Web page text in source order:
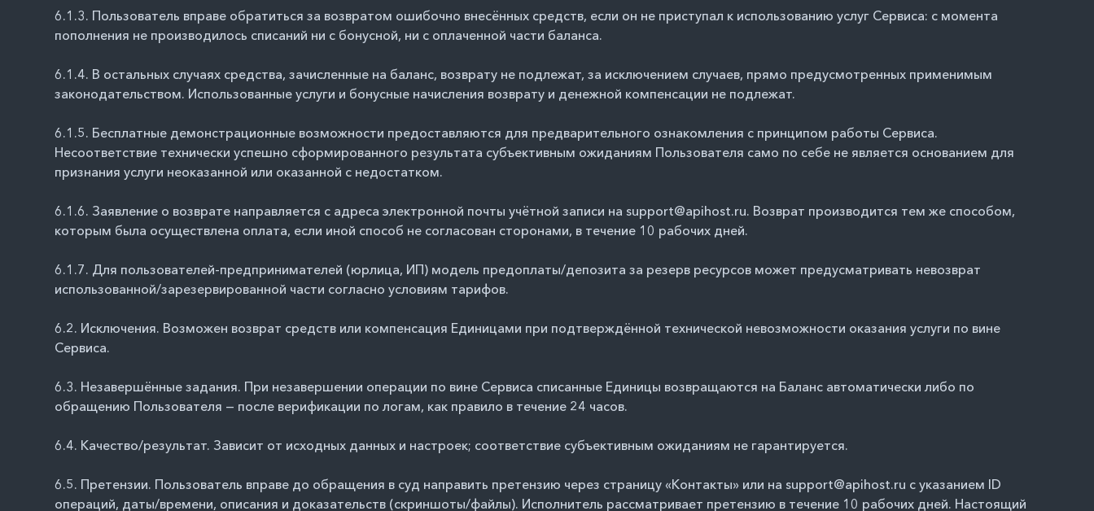
6.1.3. Пользователь вправе обратиться за возвратом ошибочно внесённых средств, если он не приступал к использованию услуг Сервиса: с момента
пополнения не производилось списаний ни с бонусной, ни с оплаченной части баланса.
6.1.4. В остальных случаях средства, зачисленные на баланс, возврату не подлежат, за исключением случаев, прямо предусмотренных применимым
законодательством. Использованные услуги и бонусные начисления возврату и денежной компенсации не подлежат.
6.1.5. Бесплатные демонстрационные возможности предоставляются для предварительного ознакомления с принципом работы Сервиса.
Несоответствие технически успешно сформированного результата субъективным ожиданиям Пользователя само по себе не является основанием для
признания услуги неоказанной или оказанной с недостатком.
6.1.6. Заявление о возврате направляется с адреса электронной почты учётной записи на support@apihost.ru. Возврат производится тем же способом,
которым была осуществлена оплата, если иной способ не согласован сторонами, в течение 10 рабочих дней.
6.1.7. Для пользователей-предпринимателей (юрлица, ИП) модель предоплаты/депозита за резерв ресурсов может предусматривать невозврат
использованной/зарезервированной части согласно условиям тарифов.
6.2. Исключения. Возможен возврат средств или компенсация Единицами при подтверждённой технической невозможности оказания услуги по вине
Сервиса.
6.3. Незавершённые задания. При незавершении операции по вине Сервиса списанные Единицы возвращаются на Баланс автоматически либо по
обращению Пользователя — после верификации по логам, как правило в течение 24 часов.
6.4. Качество/результат. Зависит от исходных данных и настроек; соответствие субъективным ожиданиям не гарантируется.
6.5. Претензии. Пользователь вправе до обращения в суд направить претензию через страницу «Контакты» или на support@apihost.ru с указанием ID
операций, даты/времени, описания и доказательств (скриншоты/файлы). Исполнитель рассматривает претензию в течение 10 рабочих дней. Настоящий